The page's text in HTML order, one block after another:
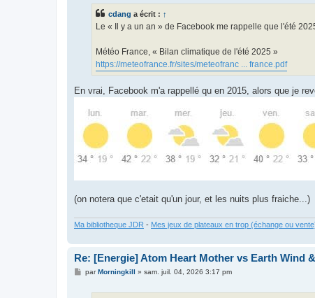
cdang a écrit : ↑
Le « Il y a un an » de Facebook me rappelle que l'été
Météo France, « Bilan climatique de l'été 2025 »
https://meteofrance.fr/sites/meteofranc ... france.pdf
En vrai, Facebook m'a rappellé qu en 2015, alors que je
(on notera que c'etait qu'un jour, et les nuits plus fraiche...)
Ma bibliotheque JDR - Mes jeux de plateaux en trop (échange ou
Re: [Energie] Atom Heart Mother vs Earth Wind
MparMorningkill » sam. juil. 04, 2026 3:17 pm